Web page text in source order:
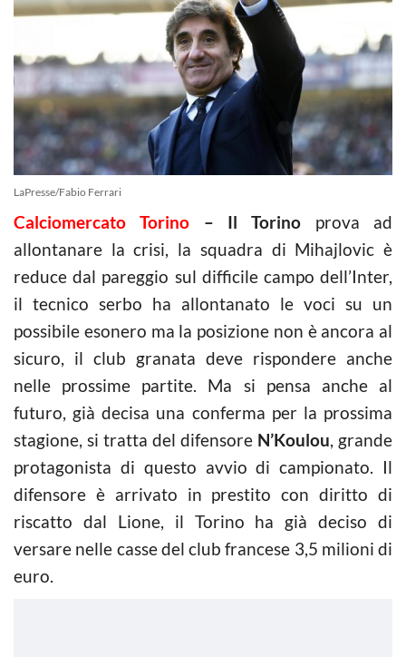
LaPresse/Fabio Ferrari
Calciomercato Torino – Il Torino prova ad
allontanare la crisi, la squadra di Mihajlovic è
reduce dal pareggio sul difficile campo dell’Inter,
il tecnico serbo ha allontanato le voci su un
possibile esonero ma la posizione non è ancora al
sicuro, il club granata deve rispondere anche
nelle prossime partite. Ma si pensa anche al
futuro, già decisa una conferma per la prossima
stagione, si tratta del difensore N’Koulou, grande
protagonista di questo avvio di campionato. Il
difensore è arrivato in prestito con diritto di
riscatto dal Lione, il Torino ha già deciso di
versare nelle casse del club francese 3,5 milioni di
euro.